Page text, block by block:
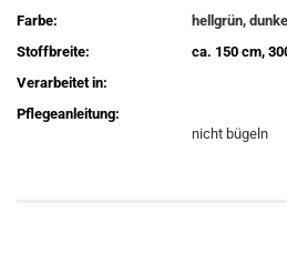
Farbe:
hellgrün,
Stoffbreite:
ca. 150 cm,
Verarbeitet in:
Pflegeanleitung:
nicht bügeln